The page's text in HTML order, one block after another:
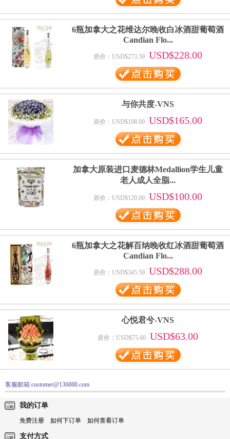
6瓶加拿大之花维达尔晚收白冰酒甜葡萄酒
Candian Flo...
原价：USD$273.59 USD$228.00
与你共度-VNS
原价：USD$198.00 USD$165.00
加拿大原装进口麦德林Medallion学生儿童
老人成人全脂...
原价：USD$120.00 USD$100.00
6瓶加拿大之花解百纳晚收红冰酒甜葡萄酒
Candian Flo...
原价：USD$345.59 USD$288.00
心悦君兮-VNS
原价：USD$75.60 USD$63.00
客服邮箱:customer@136888.com
我的订单
免费注册 如何下订单 如何查看订单
支付方式